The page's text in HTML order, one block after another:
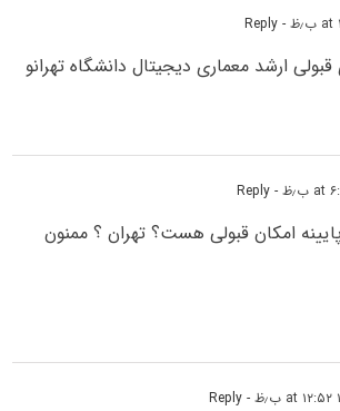
- Reply
ارشد معماری دیجیتال دانشگاه تهرانو
- Reply
امکان قبولی هست؟ تهران ؟ ممنون
- Reply